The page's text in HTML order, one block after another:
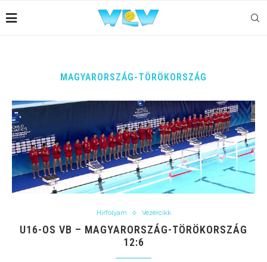
MAGYARORSZÁG-TÖRÖKORSZÁG
Hírfolyam Vezércikk
U16-OS VB – MAGYARORSZÁG-TÖRÖKORSZÁG
12:6